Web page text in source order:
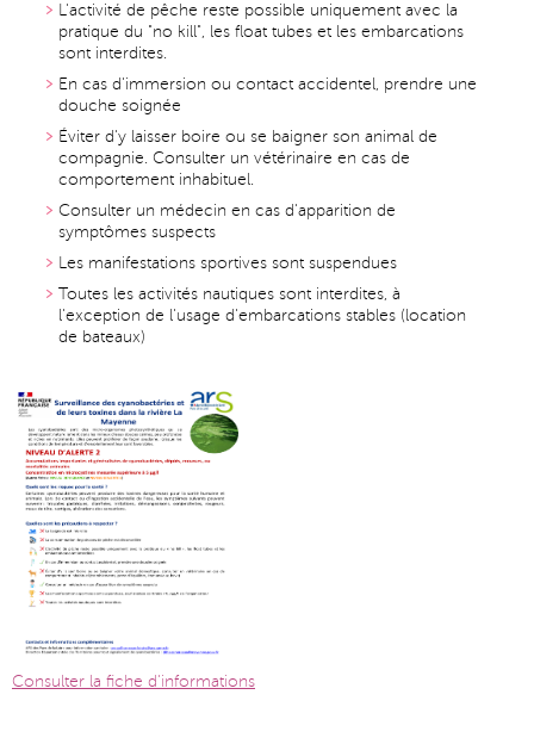
L'activité de pêche reste possible uniquement avec la
pratique du "no kill", les float tubes et les embarcations
sont interdites.
En cas d'immersion ou contact accidentel, prendre une
douche soignée
Éviter d'y laisser boire ou se baigner son animal de
compagnie. Consulter un vétérinaire en cas de
comportement inhabituel.
Consulter un médecin en cas d'apparition de
symptômes suspects
Les manifestations sportives sont suspendues
Toutes les activités nautiques sont interdites, à
l'exception de l'usage d'embarcations stables (location
de bateaux)
Consulter la fiche d'informations